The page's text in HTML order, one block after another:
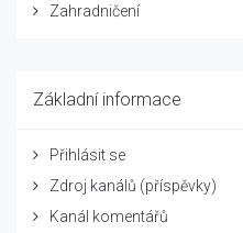
Zahradničení
Základní informace
Přihlásit se
Zdroj kanálů (příspěvky)
Kanál komentářů